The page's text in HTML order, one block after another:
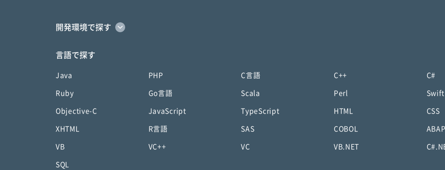
開発環境で探す
言語で探す
Java PHP C言語 C++ C#
Ruby Go言語 Scala Perl Swift
Objective-C JavaScript TypeScript HTML CSS
XHTML R言語 SAS COBOL ABAP
VB VC++ VC VB.NET
SQL